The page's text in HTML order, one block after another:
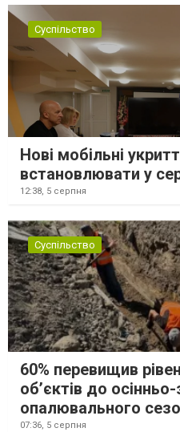
Суспільство
Нові мобільні
встановлювати у
12:38, 5 серпня
Суспільство
60% перевищив
об’єктів до
опалювального
07:36, 5 серпня